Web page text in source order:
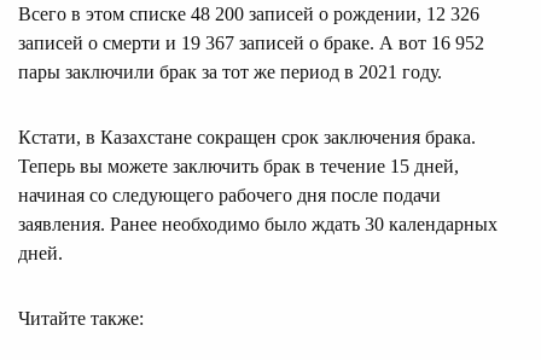
Всего в этом списке 48 200 записей о рождении, 12 326
записей о смерти и 19 367 записей о браке. А вот 16 952
пары заключили брак за тот же период в 2021 году.
Кстати, в Казахстане сокращен срок заключения брака.
Теперь вы можете заключить брак в течение 15 дней,
начиная со следующего рабочего дня после подачи
заявления. Ранее необходимо было ждать 30 календарных
дней.
Читайте также: